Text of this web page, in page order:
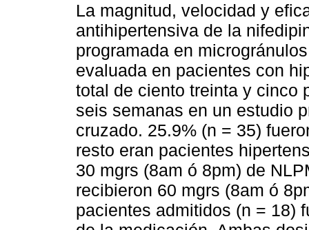
La magnitud, velocidad y
antihipertensiva de la
programada en
evaluada en pacientes con
total de ciento treinta y cinco
seis semanas en un estudio
cruzado. 25.9% (n = 35)
resto eran pacientes
30 mgrs (8am ó 8pm) de
recibieron 60 mgrs (8am ó
pacientes admitidos (n = 18)